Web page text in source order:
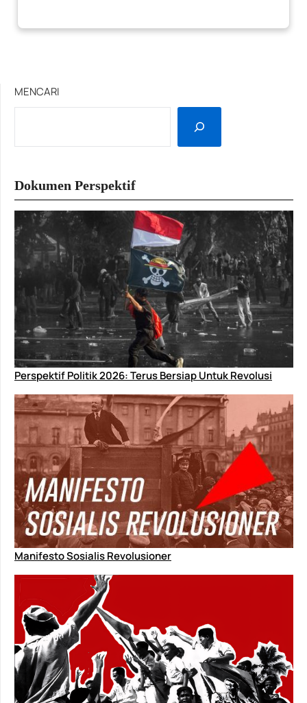
MENCARI
Dokumen Perspektif
Perspektif Politik 2026: Terus Bersiap Untuk Revolusi
Manifesto Sosialis Revolusioner